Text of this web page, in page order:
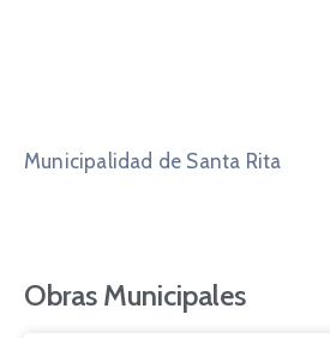
Municipalidad de Santa Rita
Obras Municipales